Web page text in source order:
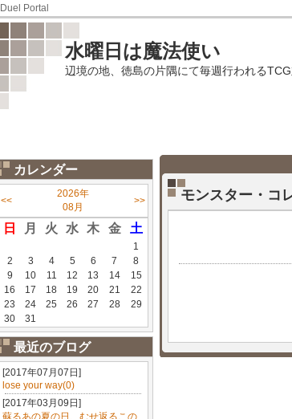
Duel Portal
水曜日は魔法使い
辺境の地、徳島の片隅にて毎週行われる
カレンダー
<<
2026年
08月
>>
日 月 火 水 木 金 土
1
2
3 4 5 6 7
8
9
10 11 12 13 14
15
16
17 18 19 20 21
22
23
24 25 26 27 28
29
30
31
最近のブログ
[2017年07月07日]
lose your way(0)
[2017年03月09日]
蘇るあの夏の日、むせ返るこの
モンスター・コ